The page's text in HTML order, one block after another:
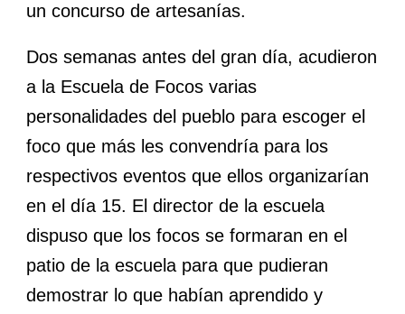
un concurso de artesanías.
Dos semanas antes del gran día, acudieron
a la Escuela de Focos varias
personalidades del pueblo para escoger el
foco que más les convendría para los
respectivos eventos que ellos organizarían
en el día 15. El director de la escuela
dispuso que los focos se formaran en el
patio de la escuela para que pudieran
demostrar lo que habían aprendido y